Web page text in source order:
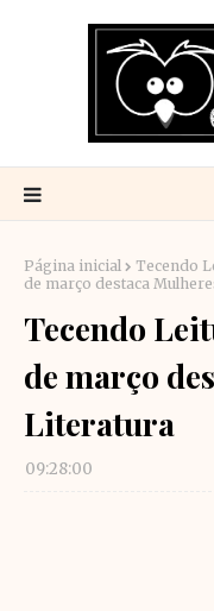
Página inicial Tecendo
de março destaca
Tecendo
de março
Literatura
09:28:00